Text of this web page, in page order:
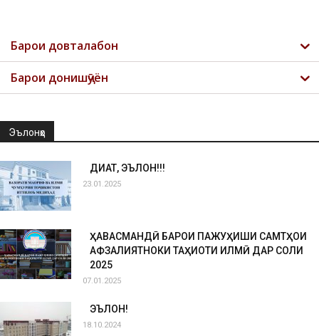
Барои довталабон
Барои донишҷӯён
Эълонҳо
ДИҚҚАТ, ЭЪЛОН!!!
23.01.2025
ҲАВАСМАНДӢ БАРОИ ПАЖУҲИШИ САМТҲОИ
АФЗАЛИЯТНОКИ ТАҲҚИҚОТИ ИЛМӢ ДАР СОЛИ
2025
07.01.2025
ЭЪЛОН!
18.10.2024